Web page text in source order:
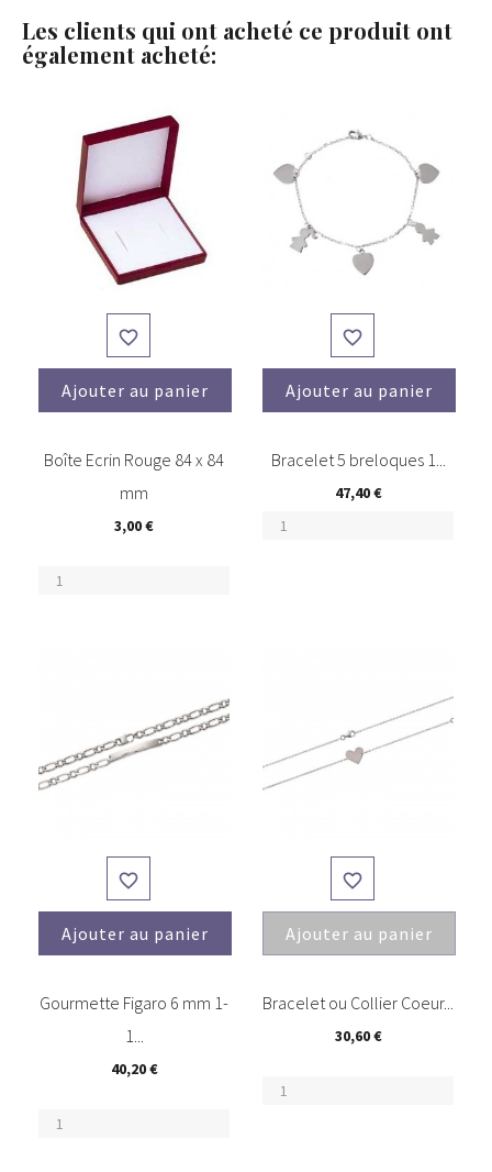
Les clients qui ont acheté ce produit ont
également acheté:

Ajouter au panier
Boîte Ecrin Rouge 84 x 84
mm
3,00 €

Ajouter au panier
Bracelet 5 breloques 1...
47,40 €

Ajouter au panier
Gourmette Figaro 6 mm 1-
1...
40,20 €

Ajouter au panier
Bracelet ou Collier Coeur...
30,60 €